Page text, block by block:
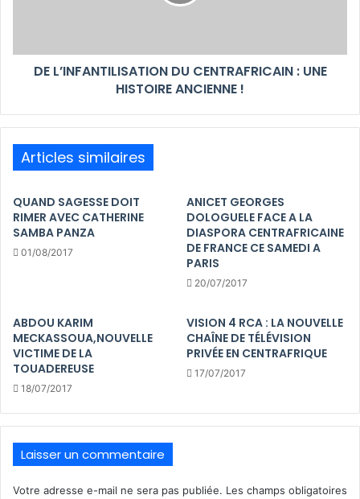
DE L’INFANTILISATION DU CENTRAFRICAIN : UNE
HISTOIRE ANCIENNE !
Articles similaires
QUAND SAGESSE DOIT
RIMER AVEC CATHERINE
SAMBA PANZA
01/08/2017
ANICET GEORGES
DOLOGUELE FACE A LA
DIASPORA CENTRAFRICAINE
DE FRANCE CE SAMEDI A
PARIS
20/07/2017
ABDOU KARIM
MECKASSOUA,NOUVELLE
VICTIME DE LA
TOUADEREUSE
18/07/2017
VISION 4 RCA : LA NOUVELLE
CHAÎNE DE TÉLÉVISION
PRIVÉE EN CENTRAFRIQUE
17/07/2017
Laisser un commentaire
Votre adresse e-mail ne sera pas publiée. Les champs obligatoires